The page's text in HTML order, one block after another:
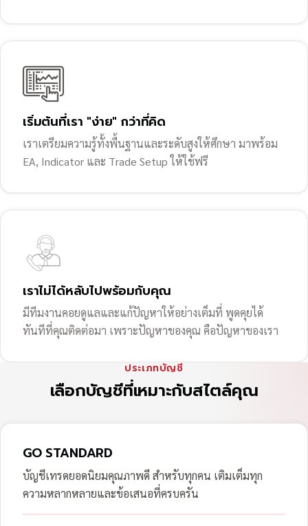
เริ่มต้นที่เรา "ง่าย" กว่าที่คิด
เราเตรียมความรู้ทั้งพื้นฐานและระดับสูงให้ศึกษา มาพร้อม
EA, Indicator และ Trade Setup ให้ใช้ฟรี
เราไม่ได้หลับไปพร้อมกับคุณ
มีทีมงานคอยดูแลและแก้ปัญหาให้อย่างเต็มที่ พูดคุยได้
ทันทีที่คุณติดต่อมา เพราะปัญหาของคุณ คือปัญหาของเรา
ประเภทบัญชี
เลือกบัญชีที่เหมาะกับสไตล์คุณ
GO STANDARD
บัญชีเทรดยอดนิยมคุณภาพดี สำหรับทุกคน เติมเต็มทุก
ความหลากหลายและข้อเสนอที่ครบครัน